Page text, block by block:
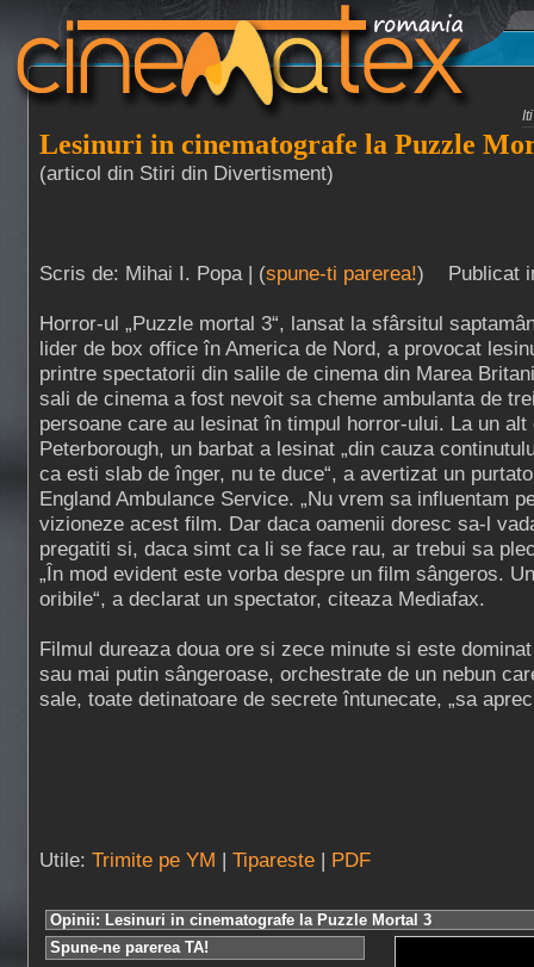
Lesinuri in cinematografe la Puzzle
(articol din Stiri din Divertisment)
Scris de: Mihai I. Popa | (spune-ti parerea!) Publicat
Horror-ul „Puzzle mortal 3“, lansat la sfârsitul
lider de box office în America de Nord, a provocat
printre spectatorii din salile de cinema din Marea
sali de cinema a fost nevoit sa cheme ambulanta de
persoane care au lesinat în timpul horror-ului. La un alt
Peterborough, un barbat a lesinat „din cauza
ca esti slab de înger, nu te duce“, a avertizat un
England Ambulance Service. „Nu vrem sa influentam
vizioneze acest film. Dar daca oamenii doresc sa-l
pregatiti si, daca simt ca li se face rau, ar trebui sa
„În mod evident este vorba despre un film sângeros.
oribile“, a declarat un spectator, citeaza Mediafax.
Filmul dureaza doua ore si zece minute si este
sau mai putin sângeroase, orchestrate de un nebun
sale, toate detinatoare de secrete întunecate, „sa
Utile: Trimite pe YM | Tipareste | PDF
Opinii: Lesinuri in cinematografe la Puzzle Mortal 3
Spune-ne parerea TA!